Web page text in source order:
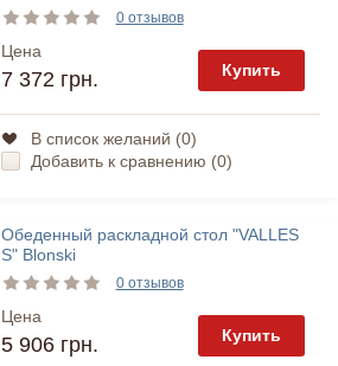
0 отзывов
Цена
7 372 грн. Купить
В список желаний (0)
Добавить к сравнению (0)
Обеденный раскладной стол "VALLES
S" Blonski
0 отзывов
Цена
5 906 грн. Купить